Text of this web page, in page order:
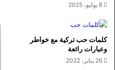
8 يوليو، 2025
كلمات حب تركية مع خواطر
وعبارات رائعة
26 يناير، 2022